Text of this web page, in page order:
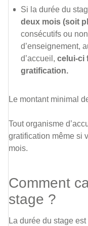
Si la durée du
deux mois (soit
consécutifs ou
d’enseignement,
d’accueil, celui-ci
gratification.
Le montant minimal
Tout organisme
gratification même si
mois.
Comment
stage ?
La durée du stage